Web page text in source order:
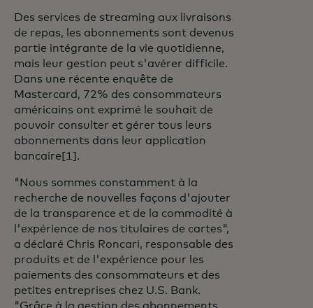
Des services de streaming aux livraisons
de repas, les abonnements sont devenus
partie intégrante de la vie quotidienne,
mais leur gestion peut s'avérer difficile.
Dans une récente enquête de
Mastercard, 72% des consommateurs
américains ont exprimé le souhait de
pouvoir consulter et gérer tous leurs
abonnements dans leur application
bancaire [1].
"Nous sommes constamment à la
recherche de nouvelles façons d'ajouter
de la transparence et de la commodité à
l'expérience de nos titulaires de cartes",
a déclaré Chris Roncari, responsable des
produits et de l'expérience pour les
paiements des consommateurs et des
petites entreprises chez U.S. Bank.